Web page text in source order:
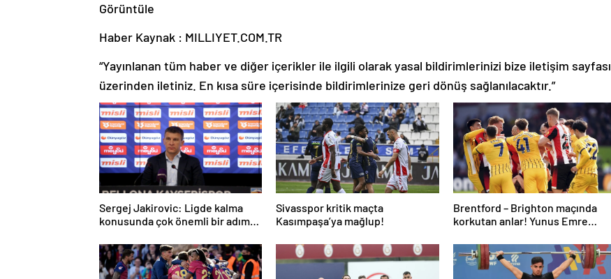
Görüntüle
Haber Kaynak : MILLIYET.COM.TR
“Yayınlanan tüm haber ve diğer içerikler ile ilgili olarak yasal bildirimlerinizi bize iletişim sayfası
üzerinden iletiniz. En kısa süre içerisinde bildirimlerinize geri dönüş sağlanılacaktır.”
Sergej Jakirovic: Ligde kalma
konusunda çok önemli bir adım
Sivasspor kritik maçta
Kasımpaşa’ya mağlup!
Brentford – Brighton maçında
korkutan anlar! Yunus Emre